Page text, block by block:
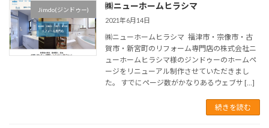
Jimdo(ジンドゥー) ㈱ニューホームヒラシマ
2021年6月14日
㈱ニューホームヒラシマ 福津市・宗像市・古
賀市・新宮町のリフォーム専門店の株式会社ニ
ューホームヒラシマ様のジンドゥーのホームペ
ージをリニューアル制作させていただきまし
た。 すでにページ数がかなりあるウェブサ […]
続きを読む